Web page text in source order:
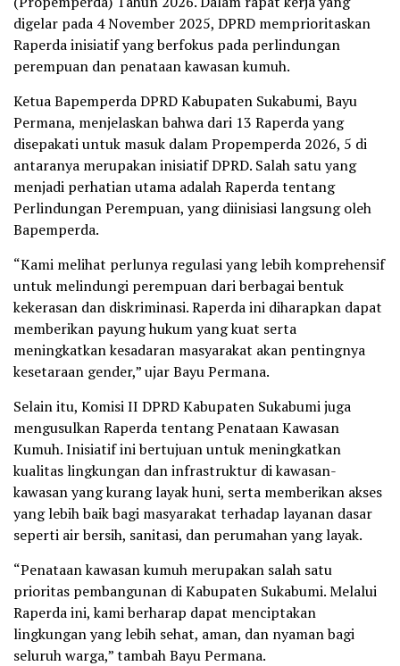
digelar pada 4 November 2025, DPRD memprioritaskan
Raperda inisiatif yang berfokus pada perlindungan
perempuan dan penataan kawasan kumuh.
Ketua Bapemperda DPRD Kabupaten Sukabumi, Bayu
Permana, menjelaskan bahwa dari 13 Raperda yang
disepakati untuk masuk dalam Propemperda 2026, 5 di
antaranya merupakan inisiatif DPRD. Salah satu yang
menjadi perhatian utama adalah Raperda tentang
Perlindungan Perempuan, yang diinisiasi langsung oleh
Bapemperda.
“Kami melihat perlunya regulasi yang lebih komprehensif
untuk melindungi perempuan dari berbagai bentuk
kekerasan dan diskriminasi. Raperda ini diharapkan dapat
memberikan payung hukum yang kuat serta
meningkatkan kesadaran masyarakat akan pentingnya
kesetaraan gender,” ujar Bayu Permana.
Selain itu, Komisi II DPRD Kabupaten Sukabumi juga
mengusulkan Raperda tentang Penataan Kawasan
Kumuh. Inisiatif ini bertujuan untuk meningkatkan
kualitas lingkungan dan infrastruktur di kawasan-
kawasan yang kurang layak huni, serta memberikan akses
yang lebih baik bagi masyarakat terhadap layanan dasar
seperti air bersih, sanitasi, dan perumahan yang layak.
“Penataan kawasan kumuh merupakan salah satu
prioritas pembangunan di Kabupaten Sukabumi. Melalui
Raperda ini, kami berharap dapat menciptakan
lingkungan yang lebih sehat, aman, dan nyaman bagi
seluruh warga,” tambah Bayu Permana.